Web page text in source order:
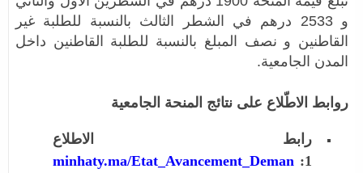
و 2533 درهم في الشطر الثالث بالنسبة للطلبة غير
القاطنين و نصف المبلغ بالنسبة للطلبة القاطنين داخل
المدن الجامعية.
روابط الاطّلاع على نتائج المنحة الجامعية
رابط الاطلاع
1:
minhaty.ma/Etat_Avancement_Deman